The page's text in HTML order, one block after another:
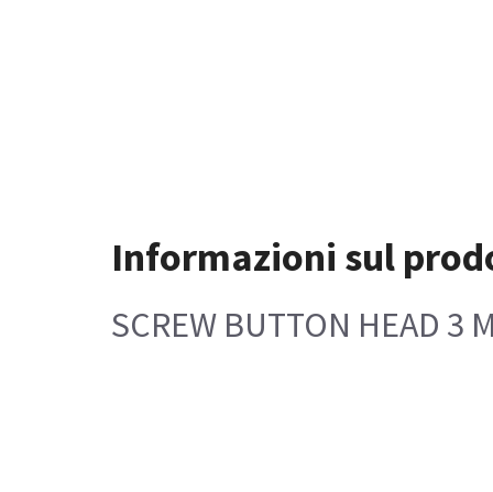
Informazioni sul
SCREW BUTTON HEAD 3